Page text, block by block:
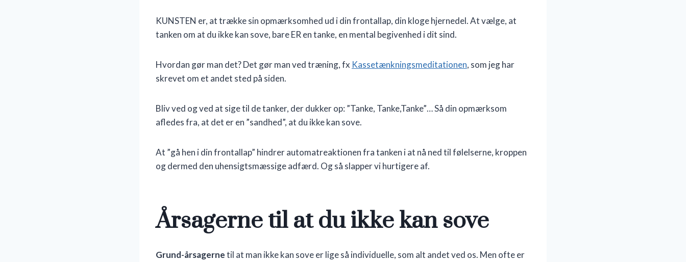
KUNSTEN er, at trække sin opmærksomhed ud i din frontallap, din kloge hjernedel. At vælge, at
tanken om at du ikke kan sove, bare ER en tanke, en mental begivenhed i dit sind.
Hvordan gør man det? Det gør man ved træning, fx Kassetænkningsmeditationen, som jeg har
skrevet om et andet sted på siden.
Bliv ved og ved at sige til de tanker, der dukker op: ”Tanke, Tanke,Tanke”… Så din opmærksom
afledes fra, at det er en ”sandhed”, at du ikke kan sove.
At ”gå hen i din frontallap” hindrer automatreaktionen fra tanken i at nå ned til følelserne, kroppen
og dermed den uhensigtsmæssige adfærd. Og så slapper vi hurtigere af.
Årsagerne til at du ikke kan sove
Grund-årsagernetil at man ikke kan sove er lige så individuelle, som alt andet ved os. Men ofte er